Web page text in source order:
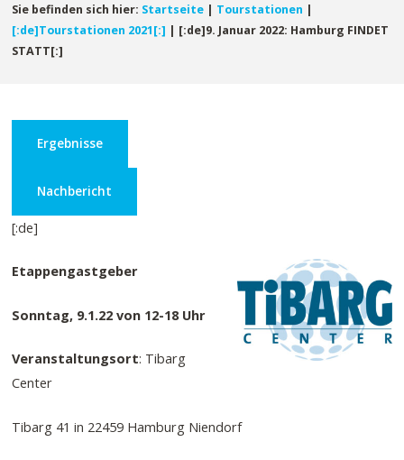
Sie befinden sich hier: Startseite | Tourstationen |
[:de]Tourstationen 2021[:] | [:de]9. Januar 2022: Hamburg FINDET
STATT[:]
Ergebnisse
Nachbericht
[:de]
Etappengastgeber
Sonntag, 9.1.22von 12-18 Uhr
Veranstaltungsort: Tibarg
Center
Tibarg 41 in 22459 Hamburg Niendorf